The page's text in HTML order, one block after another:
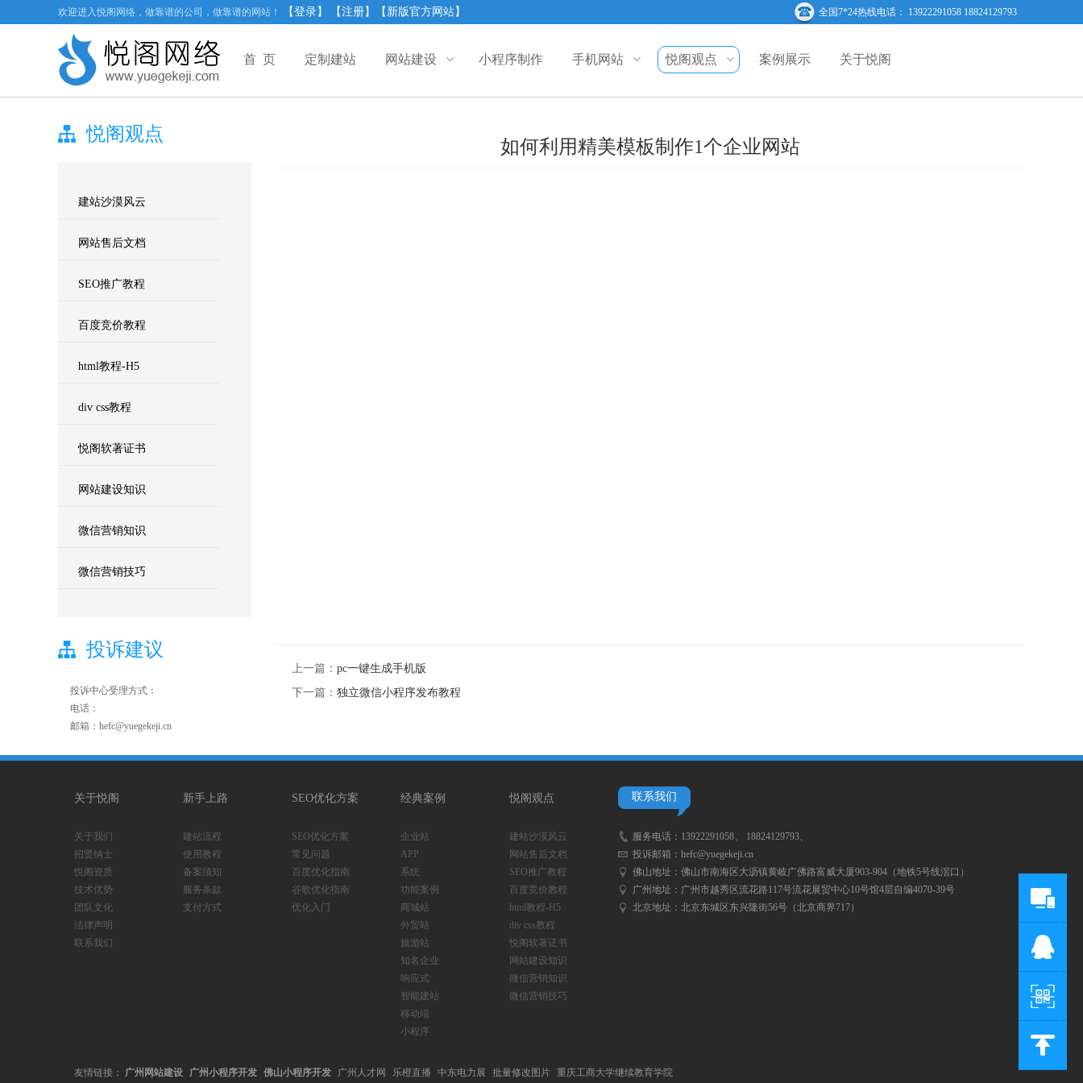
欢迎进入悦阁网络，做靠谱的公司，做靠谱的网站！ 【登录】 【注册】 【新版官方网站】 全国7*24热线电话： 13922291058 18824129793
首 页 定制建站 网站建设 小程序制作 手机网站 悦阁观点 案例展示 关于悦阁
悦阁观点
建站沙漠风云
网站售后文档
SEO推广教程
百度竞价教程
html教程-H5
div css教程
悦阁软著证书
网站建设知识
微信营销知识
微信营销技巧
投诉建议
投诉中心受理方式：
电话：
邮箱：hefc@yuegekeji.cn
如何利用精美模板制作1个企业网站
上一篇： pc一键生成手机版
下一篇： 独立微信小程序发布教程
关于悦阁
关于我们
招贤纳士
悦阁资质
技术优势
团队文化
法律声明
联系我们
新手上路
建站流程
使用教程
备案须知
服务条款
支付方式
SEO优化方案
SEO优化方案
常见问题
百度优化指南
谷歌优化指南
优化入门
经典案例
企业站
APP
系统
功能案例
商城站
外贸站
旅游站
知名企业
响应式
智能建站
移动端
小程序
悦阁观点
建站沙漠风云
网站售后文档
SEO推广教程
百度竞价教程
html教程-H5
div css教程
悦阁软著证书
网站建设知识
微信营销知识
微信营销技巧
联系我们
服务电话： 13922291058、 18824129793、
投诉邮箱： hefc@yuegekeji.cn
佛山地址： 佛山市南海区大沥镇黄岐广佛路富威大厦903-904（地铁5号线滘口）
广州地址： 广州市越秀区流花路117号流花展贸中心10号馆4层自编4070-39号
北京地址： 北京东城区东兴隆街56号（北京商界717）
友情链接： 广州网站建设 广州小程序开发 佛山小程序开发 广州人才网 乐橙直播 中东电力展 批量修改图片 重庆工商大学继续教育学院